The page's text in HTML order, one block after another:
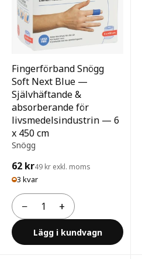
Fingerförband Snögg
Soft Next Blue —
Självhäftande &
absorberande för
livsmedelsindustrin — 6
x 450 cm
Snögg
62 kr49 kr exkl. moms
3 kvar
−
Antal +
Lägg i kundvagn